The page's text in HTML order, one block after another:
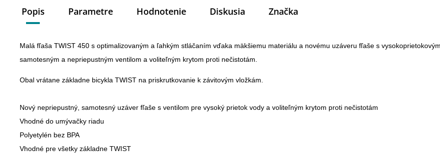
Popis Parametre Hodnotenie Diskusia Značka
Malá fľaša TWIST 450 s optimalizovaným a ľahkým stláčaním vďaka mäkšiemu materiálu a novému uzáveru fľaše s
samotesným a nepriepustným ventilom a voliteľným krytom proti nečistotám.
Obal vrátane základne bicykla TWIST na priskrutkovanie k závitovým vložkám.
Nový nepriepustný, samotesný uzáver fľaše s ventilom pre vysoký prietok vody a voliteľným krytom proti nečistotám
Vhodné do umývačky riadu
Polyetylén bez BPA
Vhodné pre všetky základne TWIST